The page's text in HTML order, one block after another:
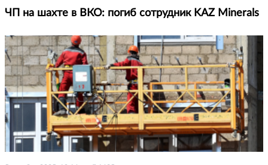
ЧП на шахте в ВКО: погиб сотрудник KAZ Minerals